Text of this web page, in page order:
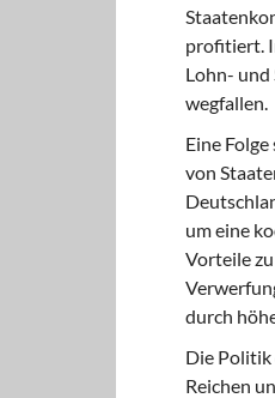
profitiert.
Lohn- und
wegfallen.
Eine
von
um eine
Vorteile
durch
Die Politik
Reichen